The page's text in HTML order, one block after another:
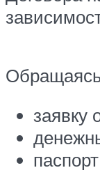
заявку